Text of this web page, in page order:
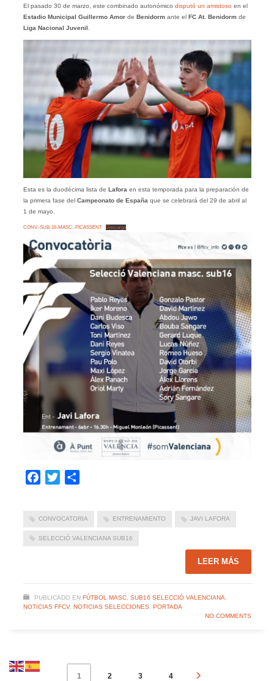
El pasado 30 de marzo, este combinado autonómico disputó un amistoso en el
Estadio Municipal Guillermo Amorde Benidormante el FC At. Benidormde
Liga Nacional Juvenil .
Esta es la duodécima lista de Laforaen esta temporada para la preparación de
la primera fase del Campeonato de España que se celebrará del 29 de abril al
1 de mayo.
CONV.-SUB-16-MASC.-PICASSENT Descarga
Facebook
Twitter
CONVOCATORIA ENTRENAMIENTO JAVI LAFORA
SELECCIÓ VALENCIANA SUB16
LEER MÁS
PUBLICADO EN FÚTBOL MASC. SUB16 SELECCIÓ VALENCIANA
NOTICIAS FFCV, NOTICIAS SELECCIONES, PORTADA
NO COMMENTS
1 2 3 4